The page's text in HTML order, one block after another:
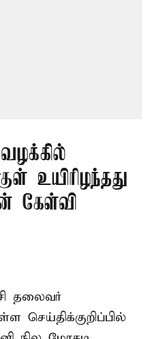
உயிரிழந்தது
கேள்வி
தலைவர்
செய்திக்குறிப்பில்